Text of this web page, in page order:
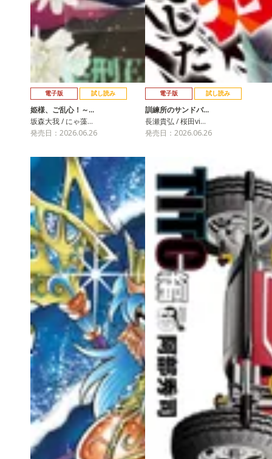
電子版 試し読み
姫様、ご乱心！～…
坂森大我 / にゃ藻…
発売日：2026.06.26
電子版 試し読み
訓練所のサンドバ…
長瀬貴弘 / 桜田vi…
発売日：2026.06.26